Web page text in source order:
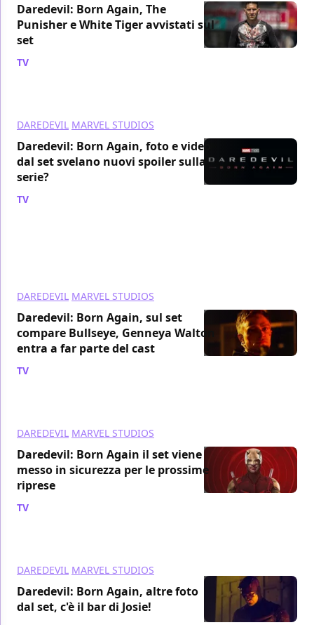
Daredevil: Born Again, The
Punisher e White Tiger avvistati sul
set
TV
DAREDEVIL MARVEL STUDIOS
Daredevil: Born Again, foto e video
dal set svelano nuovi spoiler sulla
serie?
TV
DAREDEVIL MARVEL STUDIOS
Daredevil: Born Again, sul set
compare Bullseye, Genneya Walton
entra a far parte del cast
TV
DAREDEVIL MARVEL STUDIOS
Daredevil: Born Again il set viene
messo in sicurezza per le prossime
riprese
TV
DAREDEVIL MARVEL STUDIOS
Daredevil: Born Again, altre foto
dal set, c'è il bar di Josie!